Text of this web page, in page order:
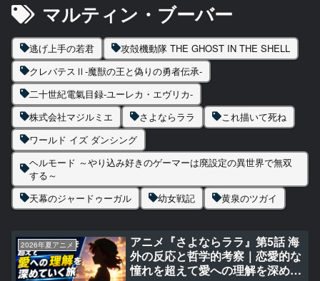
マルティン・ブーバー
逃げ上手の若君
攻殻機動隊 THE GHOST IN THE SHELL
クレバテスⅡ-魔獣の王と偽りの勇者伝承-
二十世紀電氣目録-ユーレカ・エヴリカ-
株式会社マジルミエ
さよならララ
これ描いて死ね
ワールド イズ ダンシング
ヘルモード ～やり込み好きのゲーマーは廃設定の異世界で無双
する～
天幕のジャードゥーガル
幼女戦記 黄泉のツガイ
2026年夏アニメ
アニメ『さよならララ』第5話 海
外の反応と哲学的考察｜恋愛的な
憧れを超えて愛への理解を深めて